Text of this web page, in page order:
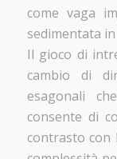
come vaga
sedimentata
Il gioco di
cambio di
esagonali
consente di
contrasto con